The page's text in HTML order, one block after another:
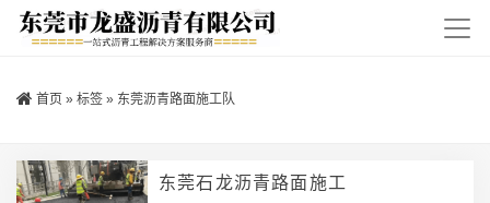
首页 » 标签 » 东莞沥青路面施工队
东莞石龙沥青路面施工